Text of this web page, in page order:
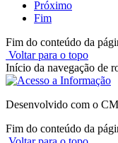
Próximo
Fim
Fim do conteúdo da
Voltar para o topo
Início da navegação de
Desenvolvido com o
Fim do conteúdo da